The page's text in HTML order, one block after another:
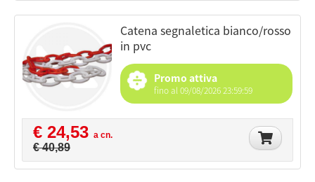
catena segnaletica bianco/rosso
in pvc
Promo attiva
fino al 09/08/2026 23:59:59
€ 24,53 a cn.
€ 40,89